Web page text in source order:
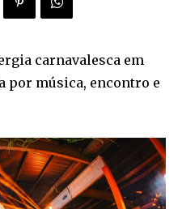
carnavalesca em
por música, encontro e